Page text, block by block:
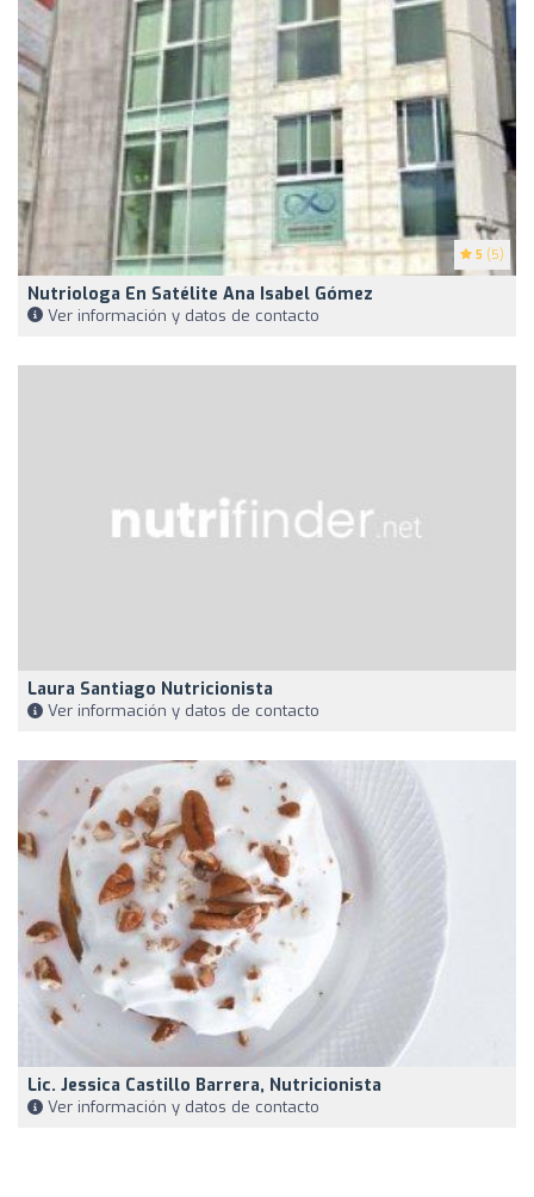
5 (5)
Nutriologa En Satélite Ana Isabel Gómez
Ver información y datos de contacto
Laura Santiago Nutricionista
Ver información y datos de contacto
Lic. Jessica Castillo Barrera, Nutricionista
Ver información y datos de contacto